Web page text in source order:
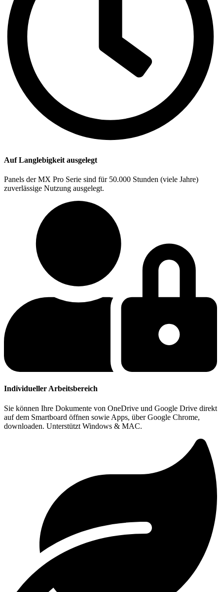
Auf Langlebigkeit ausgelegt
Panels der MX Pro Serie sind für 50.000 Stunden (viele Jahre)
zuverlässige Nutzung ausgelegt.
Individueller Arbeitsbereich
Sie können Ihre Dokumente von OneDrive und Google Drive direkt
auf dem Smartboard öffnen sowie Apps, über Google Chrome,
downloaden. Unterstützt Windows & MAC.